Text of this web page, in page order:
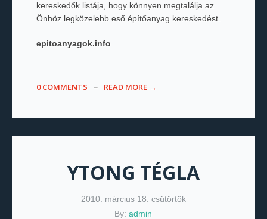
kereskedők listája, hogy könnyen megtalálja az
Önhöz legközelebb eső építőanyag kereskedést.
epitoanyagok.info
0 COMMENTS READ MORE →
YTONG TÉGLA
2010. március 18. csütörtök
By:admin